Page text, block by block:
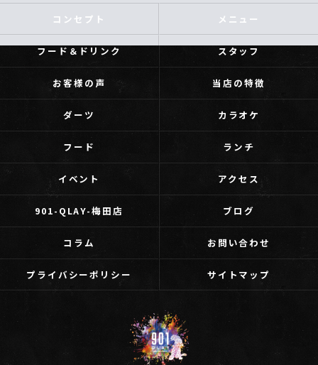
コンセプト メニュー
フード＆ドリンク スタッフ
お客様の声 当店の特徴
ダーツ カラオケ
フード ランチ
イベント アクセス
901-QLAY-梅田店 ブログ
コラム お問い合わせ
プライバシーポリシー サイトマップ